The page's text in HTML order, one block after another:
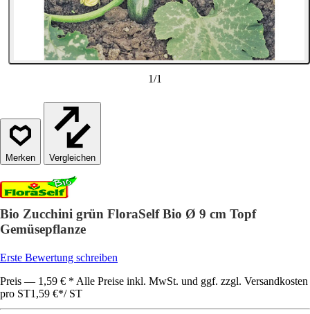
1/1
Vergleichen
Bio Zucchini grün FloraSelf Bio Ø 9 cm Topf
Gemüsepflanze
Erste Bewertung schreiben
Preis — 1,59 € * Alle Preise inkl. MwSt. und ggf. zzgl. Versandkosten
pro ST1,59 €*/ ST